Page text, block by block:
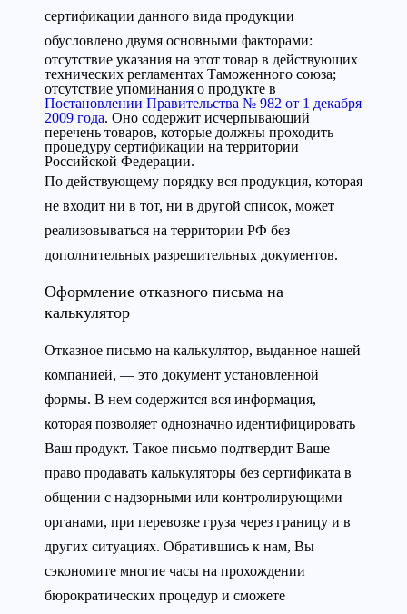
сертификации данного вида продукции
обусловлено двумя основными факторами:
отсутствие указания на этот товар в действующих
технических регламентах Таможенного союза;
отсутствие упоминания о продукте в
Постановлении Правительства № 982 от 1 декабря
2009 года. Оно содержит исчерпывающий
перечень товаров, которые должны проходить
процедуру сертификации на территории
Российской Федерации.
По действующему порядку вся продукция, которая
не входит ни в тот, ни в другой список, может
реализовываться на территории РФ без
дополнительных разрешительных документов.
Оформление отказного письма на
калькулятор
Отказное письмо на калькулятор, выданное нашей
компанией, — это документ установленной
формы. В нем содержится вся информация,
которая позволяет однозначно идентифицировать
Ваш продукт. Такое письмо подтвердит Ваше
право продавать калькуляторы без сертификата в
общении с надзорными или контролирующими
органами, при перевозке груза через границу и в
других ситуациях. Обратившись к нам, Вы
сэкономите многие часы на прохождении
бюрократических процедур и сможете